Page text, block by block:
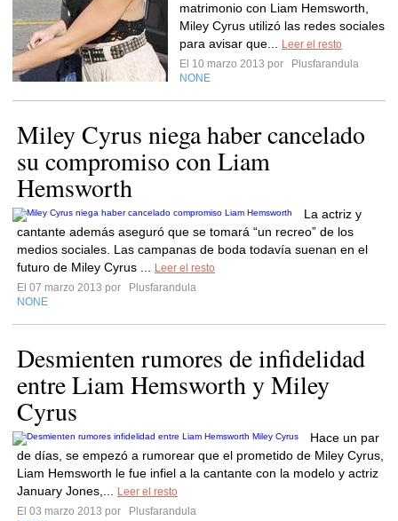
matrimonio con Liam Hemsworth,
Miley Cyrus utilizó las redes sociales
para avisar que...
Leer el resto
El 10 marzo 2013 por
Plusfarandula
NONE
Miley Cyrus niega haber cancelado
su compromiso con Liam
Hemsworth
La actriz y
cantante además aseguró que se tomará “un recreo” de los
medios sociales. Las campanas de boda todavía suenan en el
futuro de Miley Cyrus ...
Leer el resto
El 07 marzo 2013 por
Plusfarandula
NONE
Desmienten rumores de infidelidad
entre Liam Hemsworth y Miley
Cyrus
Hace un par
de días, se empezó a rumorear que el prometido de Miley Cyrus,
Liam Hemsworth le fue infiel a la cantante con la modelo y actriz
January Jones,...
Leer el resto
El 03 marzo 2013 por
Plusfarandula